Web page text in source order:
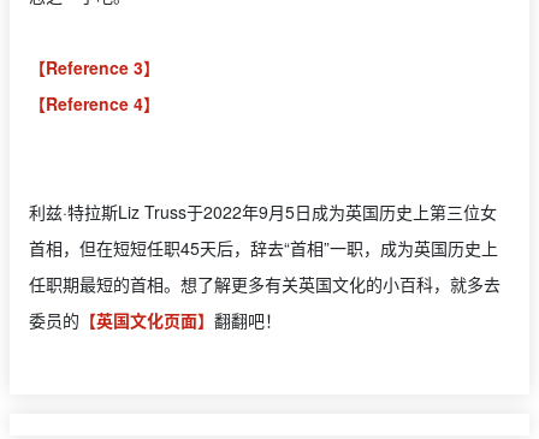
【Reference 3】
【Reference 4】
利兹·特拉斯Liz Truss于2022年9月5日成为英国历史上第三位女
首相，但在短短任职45天后，辞去“首相”一职，成为英国历史上
任职期最短的首相。想了解更多有关英国文化的小百科，就多去
委员的 【英国文化页面】 翻翻吧！